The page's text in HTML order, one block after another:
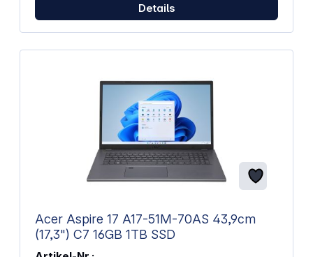
Details
Acer Aspire 17 A17-51M-70AS 43,9cm
(17,3") C7 16GB 1TB SSD